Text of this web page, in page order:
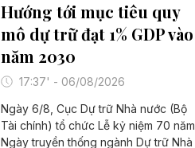
Hướng tới mục tiêu quy
mô dự trữ đạt 1% GDP vào
năm 2030
17:37' - 06/08/2026
Ngày 6/8, Cục Dự trữ Nhà nước (Bộ
Tài chính) tổ chức Lễ kỷ niệm 70 năm
Ngày truyền thống ngành Dự trữ Nhà